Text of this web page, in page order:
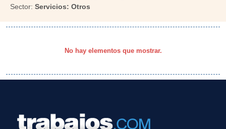
Sector: Servicios: Otros
No hay elementos que mostrar.